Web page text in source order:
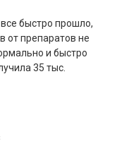
быстро прошло,
от препаратов не
и быстро
35 тыс.